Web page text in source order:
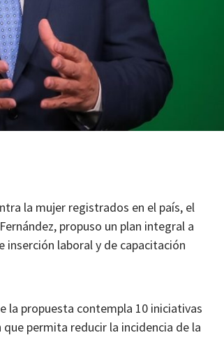
la mujer registrados en el país, el
propuso un plan integral a
inserción laboral y de capacitación
la propuesta contempla 10 iniciativas
permita reducir la incidencia de la